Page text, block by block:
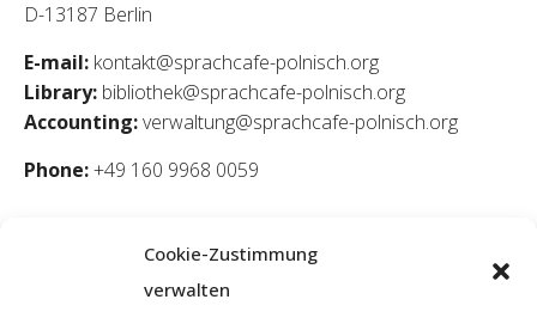
Cookie-Zustimmung
verwalten
D-13187 Berlin
E-mail: kontakt@sprachcafe-polnisch.org
Library: bibliothek@sprachcafe-polnisch.org
Accounting:verwaltung@sprachcafe-polnisch.org
Phone:+49 160 9968 0059